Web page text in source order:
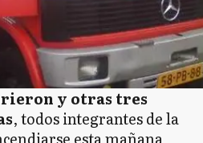
y otras tres
, todos integrantes de la
esta mañana